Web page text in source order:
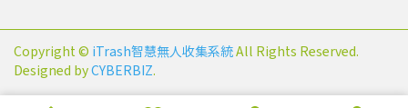
Copyright © iTrash智慧無人收集系統All Rights Reserved.
Designed byCYBERBIZ.